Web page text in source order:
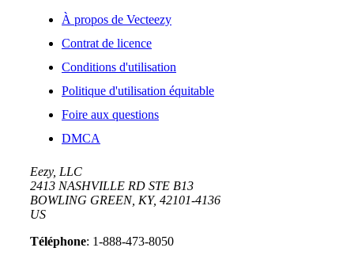
À propos de Vecteezy
Contrat de licence
Conditions d'utilisation
Politique d'utilisation équitable
Foire aux questions
DMCA
Eezy, LLC
2413 NASHVILLE RD STE B13
BOWLING GREEN, KY, 42101-4136
US
Téléphone: 1-888-473-8050